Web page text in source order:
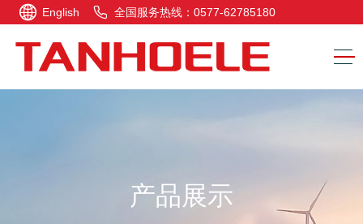
English 全国服务热线：0577-62785180
产品展示